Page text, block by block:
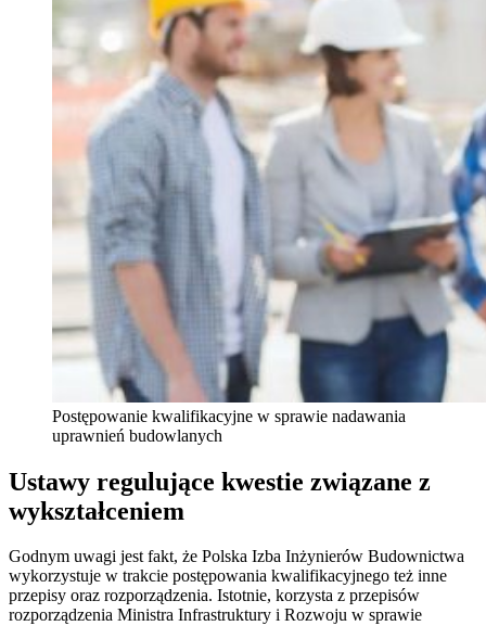
Postępowanie kwalifikacyjne w sprawie nadawania
uprawnień budowlanych
Ustawy regulujące kwestie związane z
wykształceniem
Godnym uwagi jest fakt, że Polska Izba Inżynierów Budownictwa
wykorzystuje w trakcie postępowania kwalifikacyjnego też inne
przepisy oraz rozporządzenia. Istotnie, korzysta z przepisów
rozporządzenia Ministra Infrastruktury i Rozwoju w sprawie